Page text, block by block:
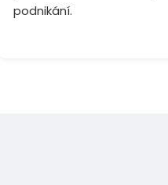
podnikání.